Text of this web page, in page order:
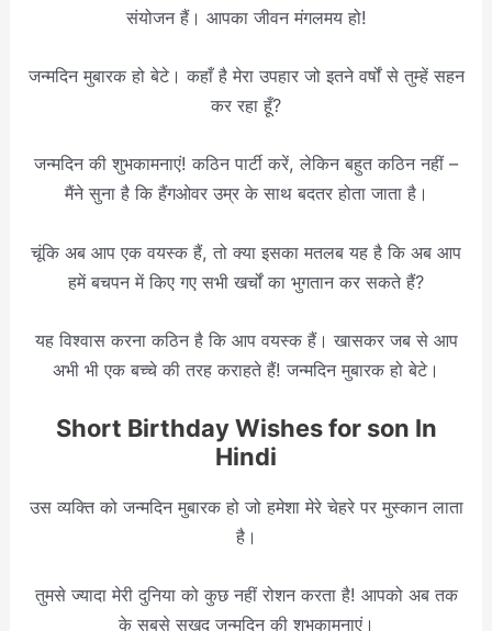
संयोजन हैं। आपका जीवन मंगलमय हो!
जन्मदिन मुबारक हो बेटे। कहाँ है मेरा उपहार जो इतने वर्षों से तुम्हें सहन
कर रहा हूँ?
जन्मदिन की शुभकामनाएं! कठिन पार्टी करें, लेकिन बहुत कठिन नहीं –
मैंने सुना है कि हैंगओवर उम्र के साथ बदतर होता जाता है।
चूंकि अब आप एक वयस्क हैं, तो क्या इसका मतलब यह है कि अब आप
हमें बचपन में किए गए सभी खर्चों का भुगतान कर सकते हैं?
यह विश्वास करना कठिन है कि आप वयस्क हैं। खासकर जब से आप
अभी भी एक बच्चे की तरह कराहते हैं! जन्मदिन मुबारक हो बेटे।
Short Birthday Wishes for son In
Hindi
उस व्यक्ति को जन्मदिन मुबारक हो जो हमेशा मेरे चेहरे पर मुस्कान लाता
है।
तुमसे ज्यादा मेरी दुनिया को कुछ नहीं रोशन करता है! आपको अब तक
के सबसे सुखद जन्मदिन की शुभकामनाएं।